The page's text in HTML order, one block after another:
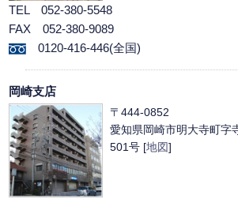
TEL 052-380-5548
FAX 052-380-9089
0120-416-446(全国)
岡崎支店
〒444-0852
愛知県岡崎市明大寺町字
501号 [地図]